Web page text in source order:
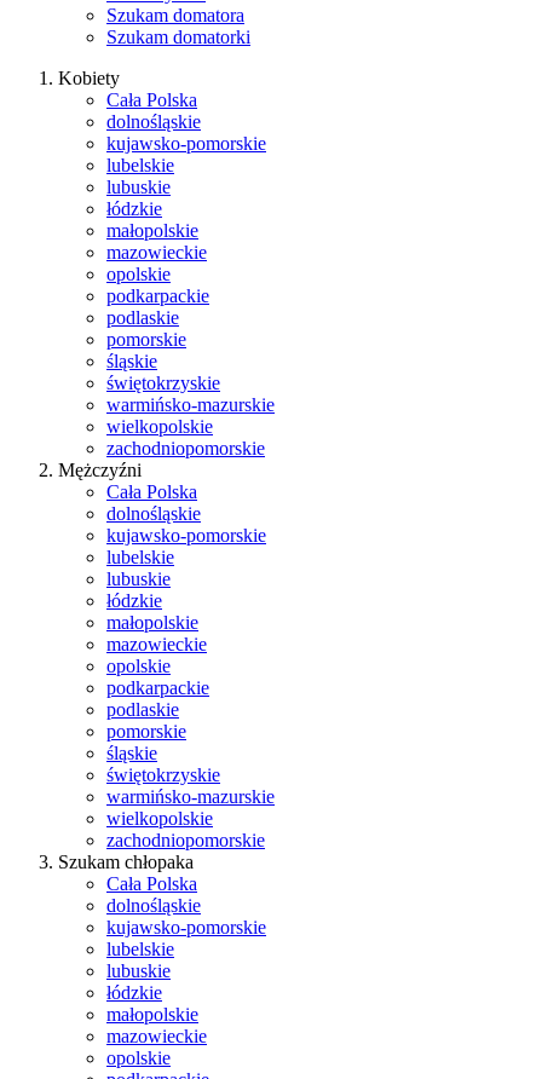
Szukam domatora
Szukam domatorki
Kobiety
Cała Polska
dolnośląskie
kujawsko-pomorskie
lubelskie
lubuskie
łódzkie
małopolskie
mazowieckie
opolskie
podkarpackie
podlaskie
pomorskie
śląskie
świętokrzyskie
warmińsko-mazurskie
wielkopolskie
zachodniopomorskie
Mężczyźni
Cała Polska
dolnośląskie
kujawsko-pomorskie
lubelskie
lubuskie
łódzkie
małopolskie
mazowieckie
opolskie
podkarpackie
podlaskie
pomorskie
śląskie
świętokrzyskie
warmińsko-mazurskie
wielkopolskie
zachodniopomorskie
Szukam chłopaka
Cała Polska
dolnośląskie
kujawsko-pomorskie
lubelskie
lubuskie
łódzkie
małopolskie
mazowieckie
opolskie